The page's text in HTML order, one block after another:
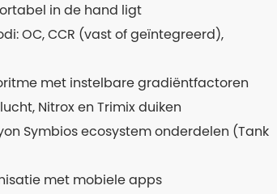
in de hand ligt
OC, CCR (vast of geïntegreerd),
met instelbare gradiëntfactoren
Nitrox en Trimix duiken
Symbios ecosystem onderdelen (Tank
met mobiele apps